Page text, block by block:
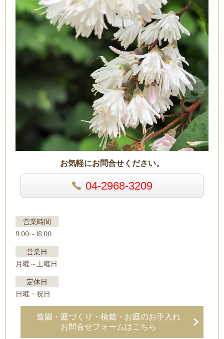
お気軽にお問合せください。
04-2968-3209
営業時間
9:00～18:00
営業日
月曜～土曜日
定休日
日曜・祝日
造園・庭づくり・植栽・お庭のお手入れ
お問合せフォームはこちら